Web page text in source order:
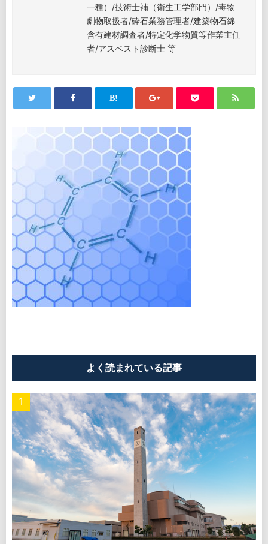
一種）/技術士補（衛生工学部門）/毒物
劇物取扱者/砕石業務管理者/建築物石綿
含有建材調査者/特定化学物質等作業主任
者/アスベスト診断士 等
よく読まれている記事